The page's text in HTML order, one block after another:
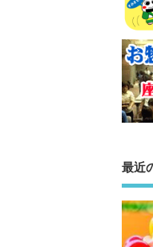
最近